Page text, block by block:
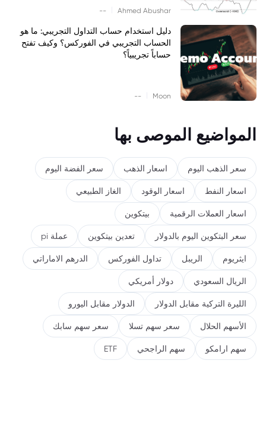
Ahmed Abushar
--
دليل استخدام حساب التداول التجريبي: ما هو
الحساب التجريبي في الفوركس؟ وكيف تفتح
حساباً تجريبياً؟
Moon
--
المواضيع الموصى بها
سعر الذهب اليوم اسعار الذهب سعر الفضة اليوم
اسعار النفط اسعار الوقود الغاز الطبيعي
اسعار العملات الرقمية بيتكوين
سعر البتكوين اليوم بالدولار تعدين بيتكوين عملة pi
ايثريوم الريبل تداول الفوركس الدرهم الاماراتي
الريال السعودي دولار أمريكي
الليرة التركية مقابل الدولار الدولار مقابل اليورو
الأسهم الحلال سعر سهم تسلا سعر سهم سابك
سهم ارامكو سهم الراجحي ETF